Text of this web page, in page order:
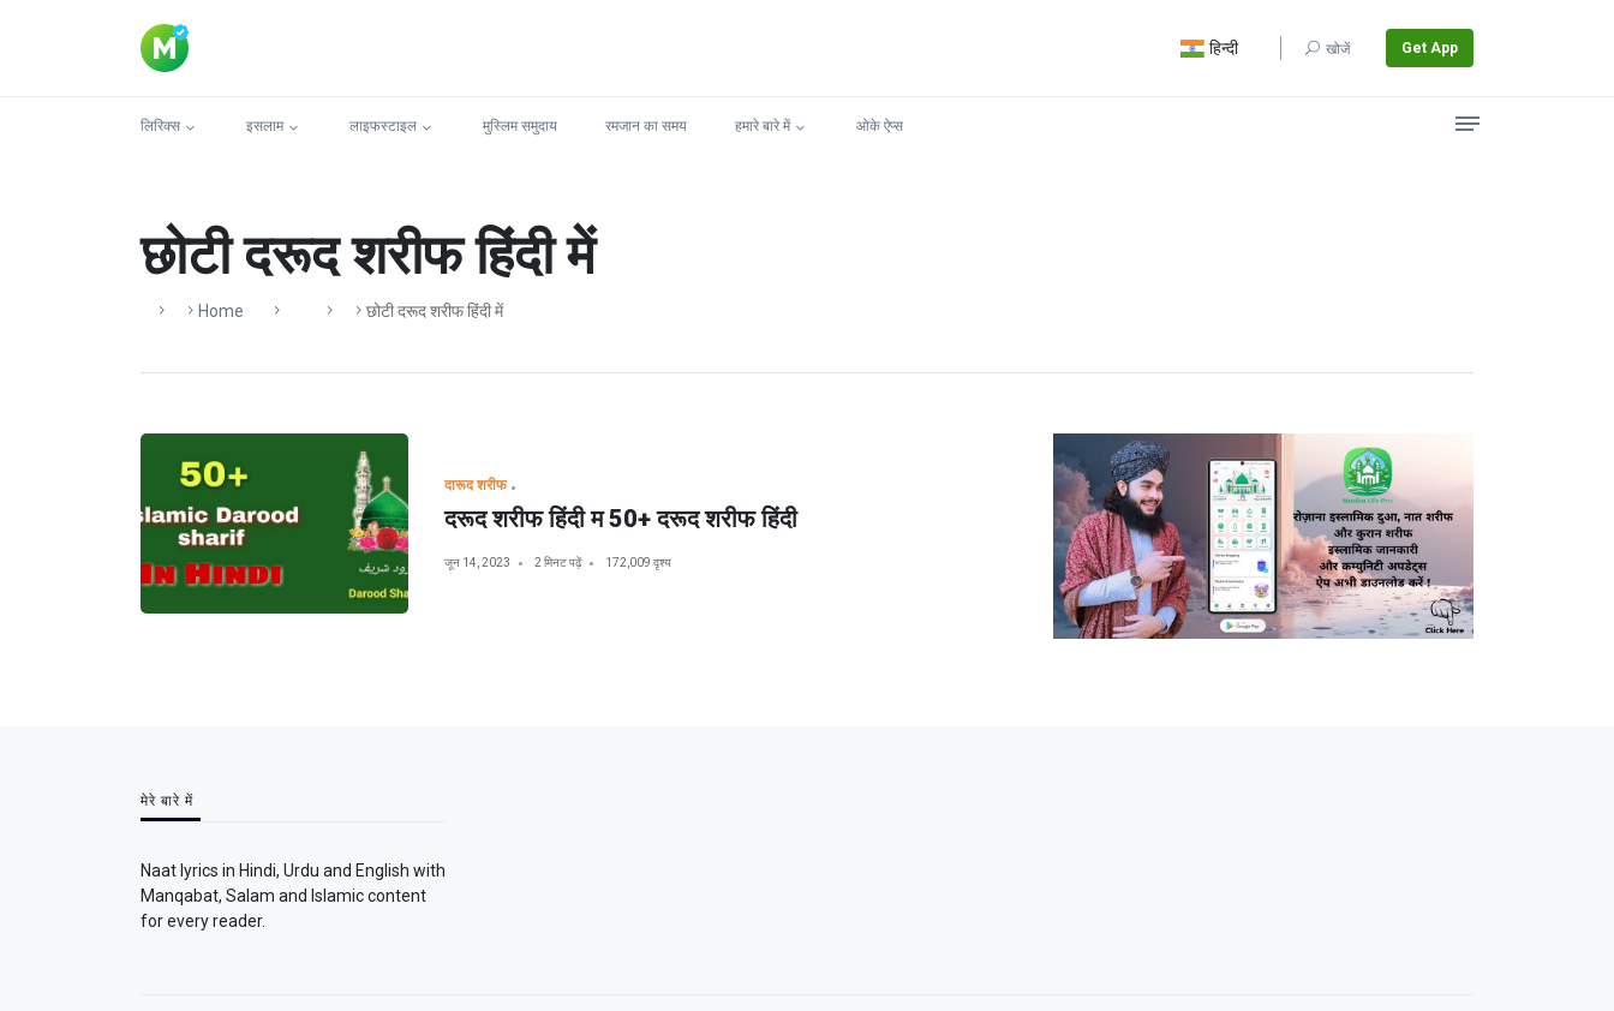
हिन्दी खोजें Get App
लिरिक्स इसलाम लाइफस्टाइल मुस्लिम समुदाय रमजान का समय हमारे बारे में ओके ऐप्स
छोटी दरूद शरीफ हिंदी में
Home छोटी दरूद शरीफ हिंदी में
दारूद शरीफ
दरूद शरीफ हिंदी म 50+ दरूद शरीफ हिंदी
जून 14, 2023 2 मिनट पढ़ें 172,009 दृश्य
मेरे बारे में
Naat lyrics in Hindi, Urdu and English with
Manqabat, Salam and Islamic content
for every reader.